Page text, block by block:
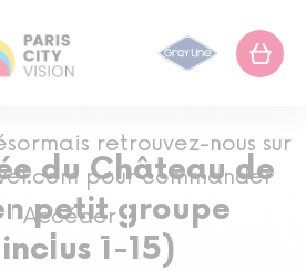
retrouvez-nous sur
pour commander
Accéder
du Château de
petit groupe
1-15)